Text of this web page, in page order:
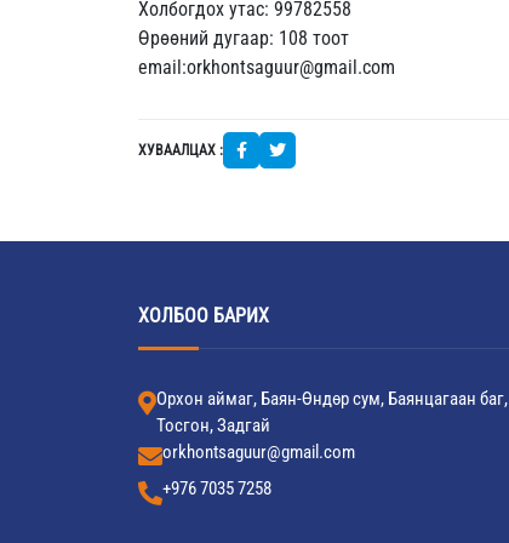
Холбогдох утас: 99782558
Өрөөний дугаар: 108 тоот
email:orkhontsaguur@gmail.com
ХУВААЛЦАХ :
ХОЛБОО БАРИХ
Орхон аймаг, Баян-Өндөр сум, Баянцагаан баг,
Тосгон, Задгай
orkhontsaguur@gmail.com
+976 7035 7258